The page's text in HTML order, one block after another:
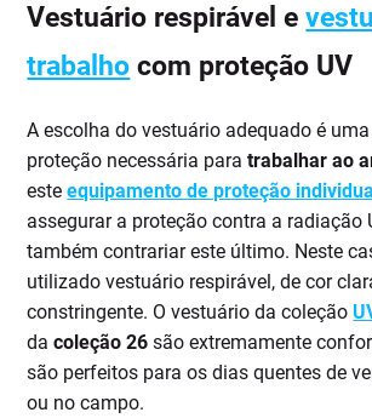
Vestuário respirável e
trabalho com proteção UV
A escolha do vestuário adequado é
proteção necessária paratrabalhar ao
esteequipamento de proteção
assegurar a proteção contra a radiação
também contrariar este último. Neste
utilizado vestuário respirável, de cor
constringente. O vestuário da coleção
dacoleção 26 são extremamente
são perfeitos para os dias quentes de
ou no campo.